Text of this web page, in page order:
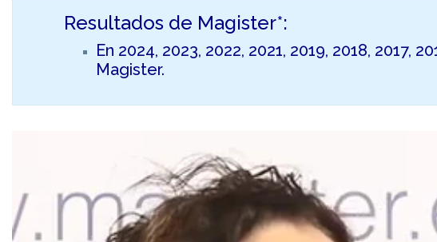
Resultados de Magister*:
En 2024, 2023, 2022, 2021, 2019, 2018, 2017,
Magister.